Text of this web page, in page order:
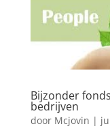
Bijzonder
bedrijven
door Mcjovin |